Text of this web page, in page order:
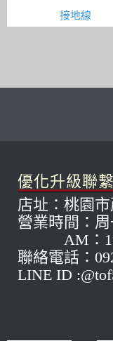
接地線
優化升級聯
店址：桃園
營業時間：周
AM：
聯絡電話：
LINE ID